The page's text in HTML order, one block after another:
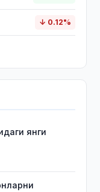
↓ 0.12%
янги